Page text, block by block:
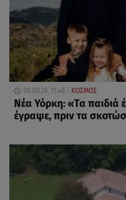
06.08.26, 11:48 ΚΟΣΜΟΣ
Νέα Υόρκη: «Τα παιδιά
έγραψε, πριν τα